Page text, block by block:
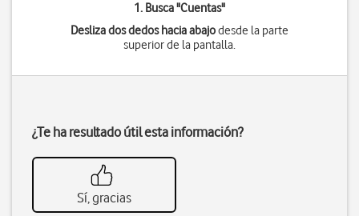
1. Busca "Cuentas"
Desliza dos dedos hacia abajodesde la parte
superior de la pantalla.
¿Te ha resultado útil esta información?
Sí, gracias